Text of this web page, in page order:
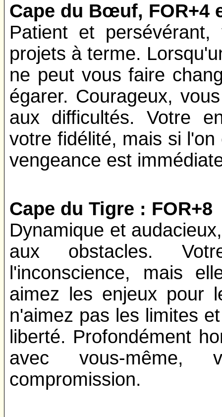
Cape du Bœuf, FOR+4
Patient et
projets à terme.
ne peut vous faire
égarer. Courageux,
aux difficultés. Votre
votre fidélité, mais si
vengeance est
Cape du Tigre : FOR+8
Dynamique et
aux obstacles.
l'inconscience, mais
aimez les enjeux pour
n'aimez pas les limites
liberté. Profondément
avec vous-même,
compromission.